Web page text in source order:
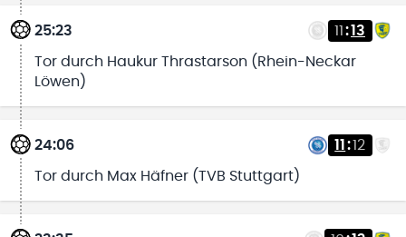
25:23 11 :13
Tor durch Haukur Thrastarson (Rhein-Neckar
Löwen)
24:06 11 :12
Tor durch Max Häfner (TVB Stuttgart)